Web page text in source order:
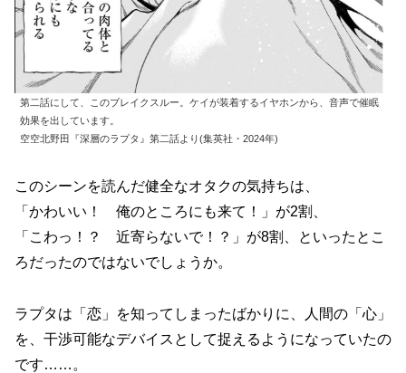
第二話にして、このブレイクスルー。ケイが装着するイヤホンから、音声で催眠
効果を出しています。
空空北野田『深層のラプタ』第二話より(集英社・2024年)
このシーンを読んだ健全なオタクの気持ちは、
「かわいい！ 俺のところにも来て！」が2割、
「こわっ！？ 近寄らないで！？」が8割、といったとこ
ろだったのではないでしょうか。
ラプタは「恋」を知ってしまったばかりに、人間の「心」
を、干渉可能なデバイスとして捉えるようになっていたの
です……。